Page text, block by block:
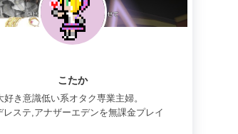
こたか
好き意識低い系オタク専業主婦。
レステ,アナザーエデンを無課金プレイ